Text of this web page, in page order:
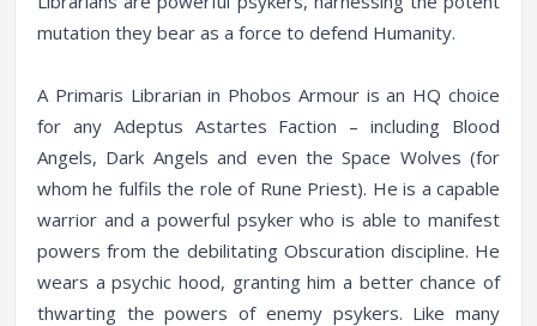
mutation they bear as a force to defend Humanity.
A Primaris Librarian in Phobos Armour is an HQ choice
for any Adeptus Astartes Faction – including Blood
Angels, Dark Angels and even the Space Wolves (for
whom he fulfils the role of Rune Priest). He is a capable
warrior and a powerful psyker who is able to manifest
powers from the debilitating Obscuration discipline. He
wears a psychic hood, granting him a better chance of
thwarting the powers of enemy psykers. Like many